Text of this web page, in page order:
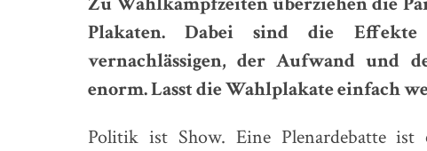
Plakaten. Dabei sind die Effekte
vernachlässigen, der Aufwand und
enorm. Lasst die Wahlplakate einfach
Politik ist Show. Eine Plenardebatte ist